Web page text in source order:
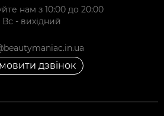
нам з 10:00 до 20:00
Вс - вихідний
дзвінок